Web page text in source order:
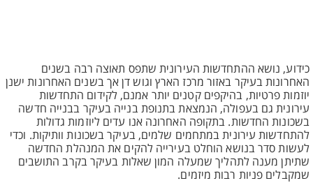
כידוע, נושא ההתחדשות העירונית שתפס תאוצה רבה בשנים
האחרונות בעיקר באזור מרכז הארץ וגוש דן אך בשנים האחרונות ישנן
יוזמות פרטיות, בהיקפים קטנים יותר אמנם, לקידום התחדשות
עירונית גם בעפולה, הנמצאת בתנופת בנייה בעיקר בבנייה חדשה
בשכונות החדשות. בתקופה האחרונה אנו עדים ליוזמות גדולות
להתחדשות עירונית במתחמים שלמים, בעיקר בשכונות וותיקות. וכדי
לעשות סדר בנושא הוחלט בעירייה להקים את המנהלת החדשה
שתיתן מענה לתהליך שמעלה המון שאלות בעיקר בקרב התושבים
שמקבלים פניות רבות מיזמים.